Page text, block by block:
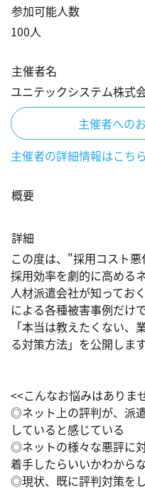
参加可能人数
100人
主催者名
ユニテックシステム株式
主催者への
主催者の詳細情報はこちら
概要
詳細
この度は、"採用コスト
採用効率を劇的に高める
人材派遣会社が知ってお
による各種被害事例だけで
「本当は教えたくない、
る対策方法」を公開します
<<こんなお悩みはありま
◎ネット上の評判が、派
していると感じている
◎ネットの様々な悪評に
着手したらいいかわから
◎現状、既に評判対策を